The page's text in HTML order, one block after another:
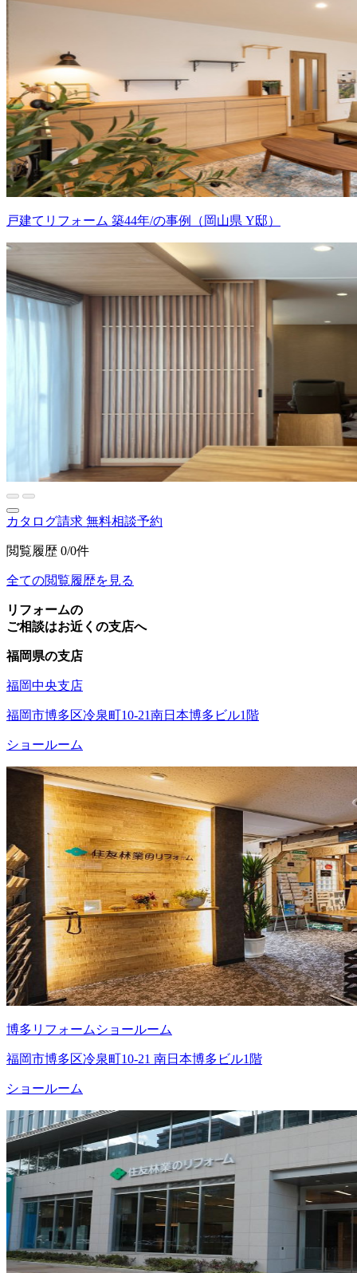
戸建てリフォーム 築44年/の事例（岡山県 Y邸）
カタログ請求 無料相談予約
閲覧履歴 0/0件
全ての閲覧履歴を見る
リフォームの
ご相談はお近くの支店へ
福岡県の支店
福岡中央支店
福岡市博多区冷泉町10-21南日本博多ビル1階
ショールーム
博多リフォームショールーム
福岡市博多区冷泉町10-21 南日本博多ビル1階
ショールーム